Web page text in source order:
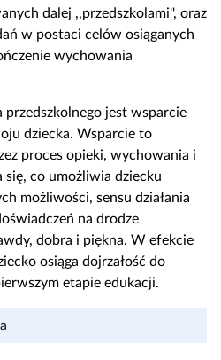
dalej ,,przedszkolami'', oraz
w postaci celów osiąganych
wychowania
przedszkolnego jest wsparcie
dziecka. Wsparcie to
proces opieki, wychowania i
się, co umożliwia dziecku
możliwości, sensu działania
na drodze
dobra i piękna. W efekcie
osiąga dojrzałość do
etapie edukacji.